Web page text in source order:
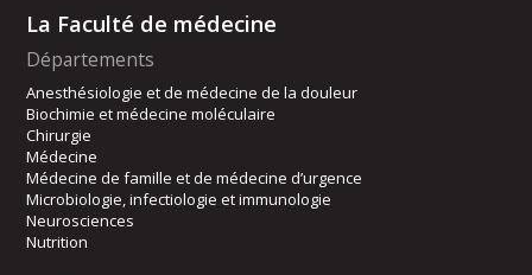
La Faculté de médecine
Départements
Anesthésiologie et de médecine de la douleur
Biochimie et médecine moléculaire
Chirurgie
Médecine
Médecine de famille et de médecine d’urgence
Microbiologie, infectiologie et immunologie
Neurosciences
Nutrition